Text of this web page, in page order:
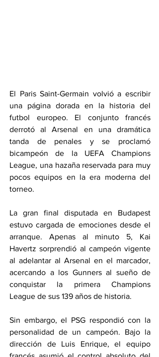
El Paris Saint-Germain volvió a escribir
una página dorada en la historia del
futbol europeo. El conjunto francés
derrotó al Arsenal en una dramática
tanda de penales y se proclamó
bicampeón de la UEFA Champions
League, una hazaña reservada para muy
pocos equipos en la era moderna del
torneo.
La gran final disputada en Budapest
estuvo cargada de emociones desde el
arranque. Apenas al minuto 5, Kai
Havertz sorprendió al campeón vigente
al adelantar al Arsenal en el marcador,
acercando a los Gunners al sueño de
conquistar la primera Champions
League de sus 139 años de historia.
Sin embargo, el PSG respondió con la
personalidad de un campeón. Bajo la
dirección de Luis Enrique, el equipo